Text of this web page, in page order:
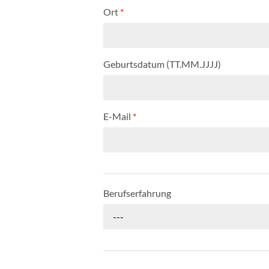
Ort *
Geburtsdatum (TT.MM.JJJJ)
E-Mail *
Berufserfahrung
---